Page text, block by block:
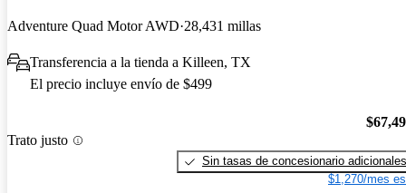
Adventure Quad Motor AWD 28,431 millas
Transferencia a la tienda a Killeen, TX
El precio incluye envío de $499
Trato justo
Sin tasas de concesionario adicionales
$1,270/mes